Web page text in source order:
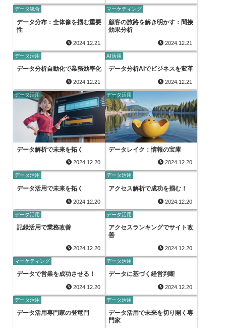
データ統合
データ分布：全体像を掴む重要
性
2024.12.21
マーケティング
顧客の旅路を解き明かす：間接
効果分析
2024.12.21
データ活用
データ分析自動化で業務効率化
2024.12.21
AI活用
データ分析AIでビジネスを変革
2024.12.21
データ活用
データ解析で未来を拓く
2024.12.20
データ活用
データレイク：情報の宝庫
2024.12.20
データ活用
データ活用で未来を拓く
2024.12.20
データ活用
アクセス解析で成功を掴む！
2024.12.20
データ活用
記録活用で業務改善
2024.12.20
データ活用
アクセスランキングでサイト改
善
2024.12.20
マーケティング
データで営業を成功させる！
2024.12.20
データ活用
データに基づく経営判断
2024.12.20
データ活用
データ活用専門家の登竜門
データ活用
データ活用で未来を切り開く専
門家